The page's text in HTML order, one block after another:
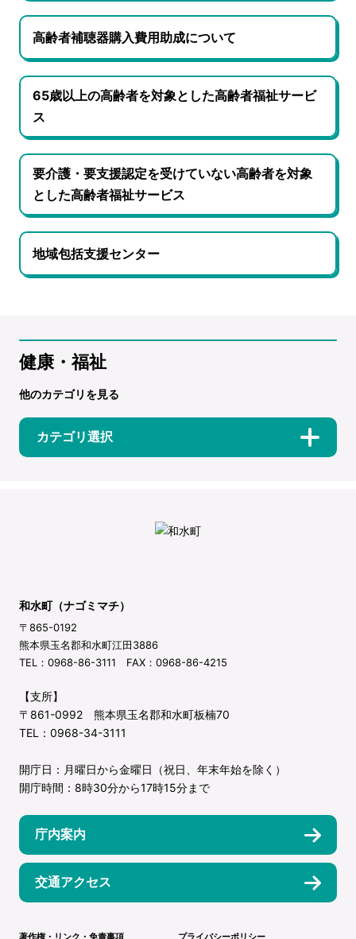
高齢者補聴器購入費用助成について
65歳以上の高齢者を対象とした高齢者福祉サービ
ス
要介護・要支援認定を受けていない高齢者を対象
とした高齢者福祉サービス
地域包括支援センター
健康・福祉
他のカテゴリを見る
カテゴリ選択
和水町（ナゴミマチ）
〒865-0192
熊本県玉名郡和水町江田3886
TEL：0968-86-3111 FAX：0968-86-4215
【支所】
〒861-0992 熊本県玉名郡和水町板楠70
TEL：0968-34-3111
開庁日：月曜日から金曜日（祝日、年末年始を除く）
開庁時間：8時30分から17時15分まで
庁内案内
交通アクセス
著作権・リンク・免責事項 プライバシーポリシー